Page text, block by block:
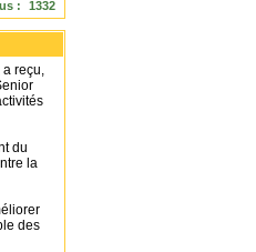
: 1332
reçu,
du
la
des